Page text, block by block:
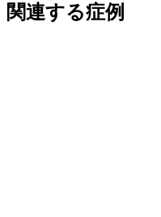
関連する症例